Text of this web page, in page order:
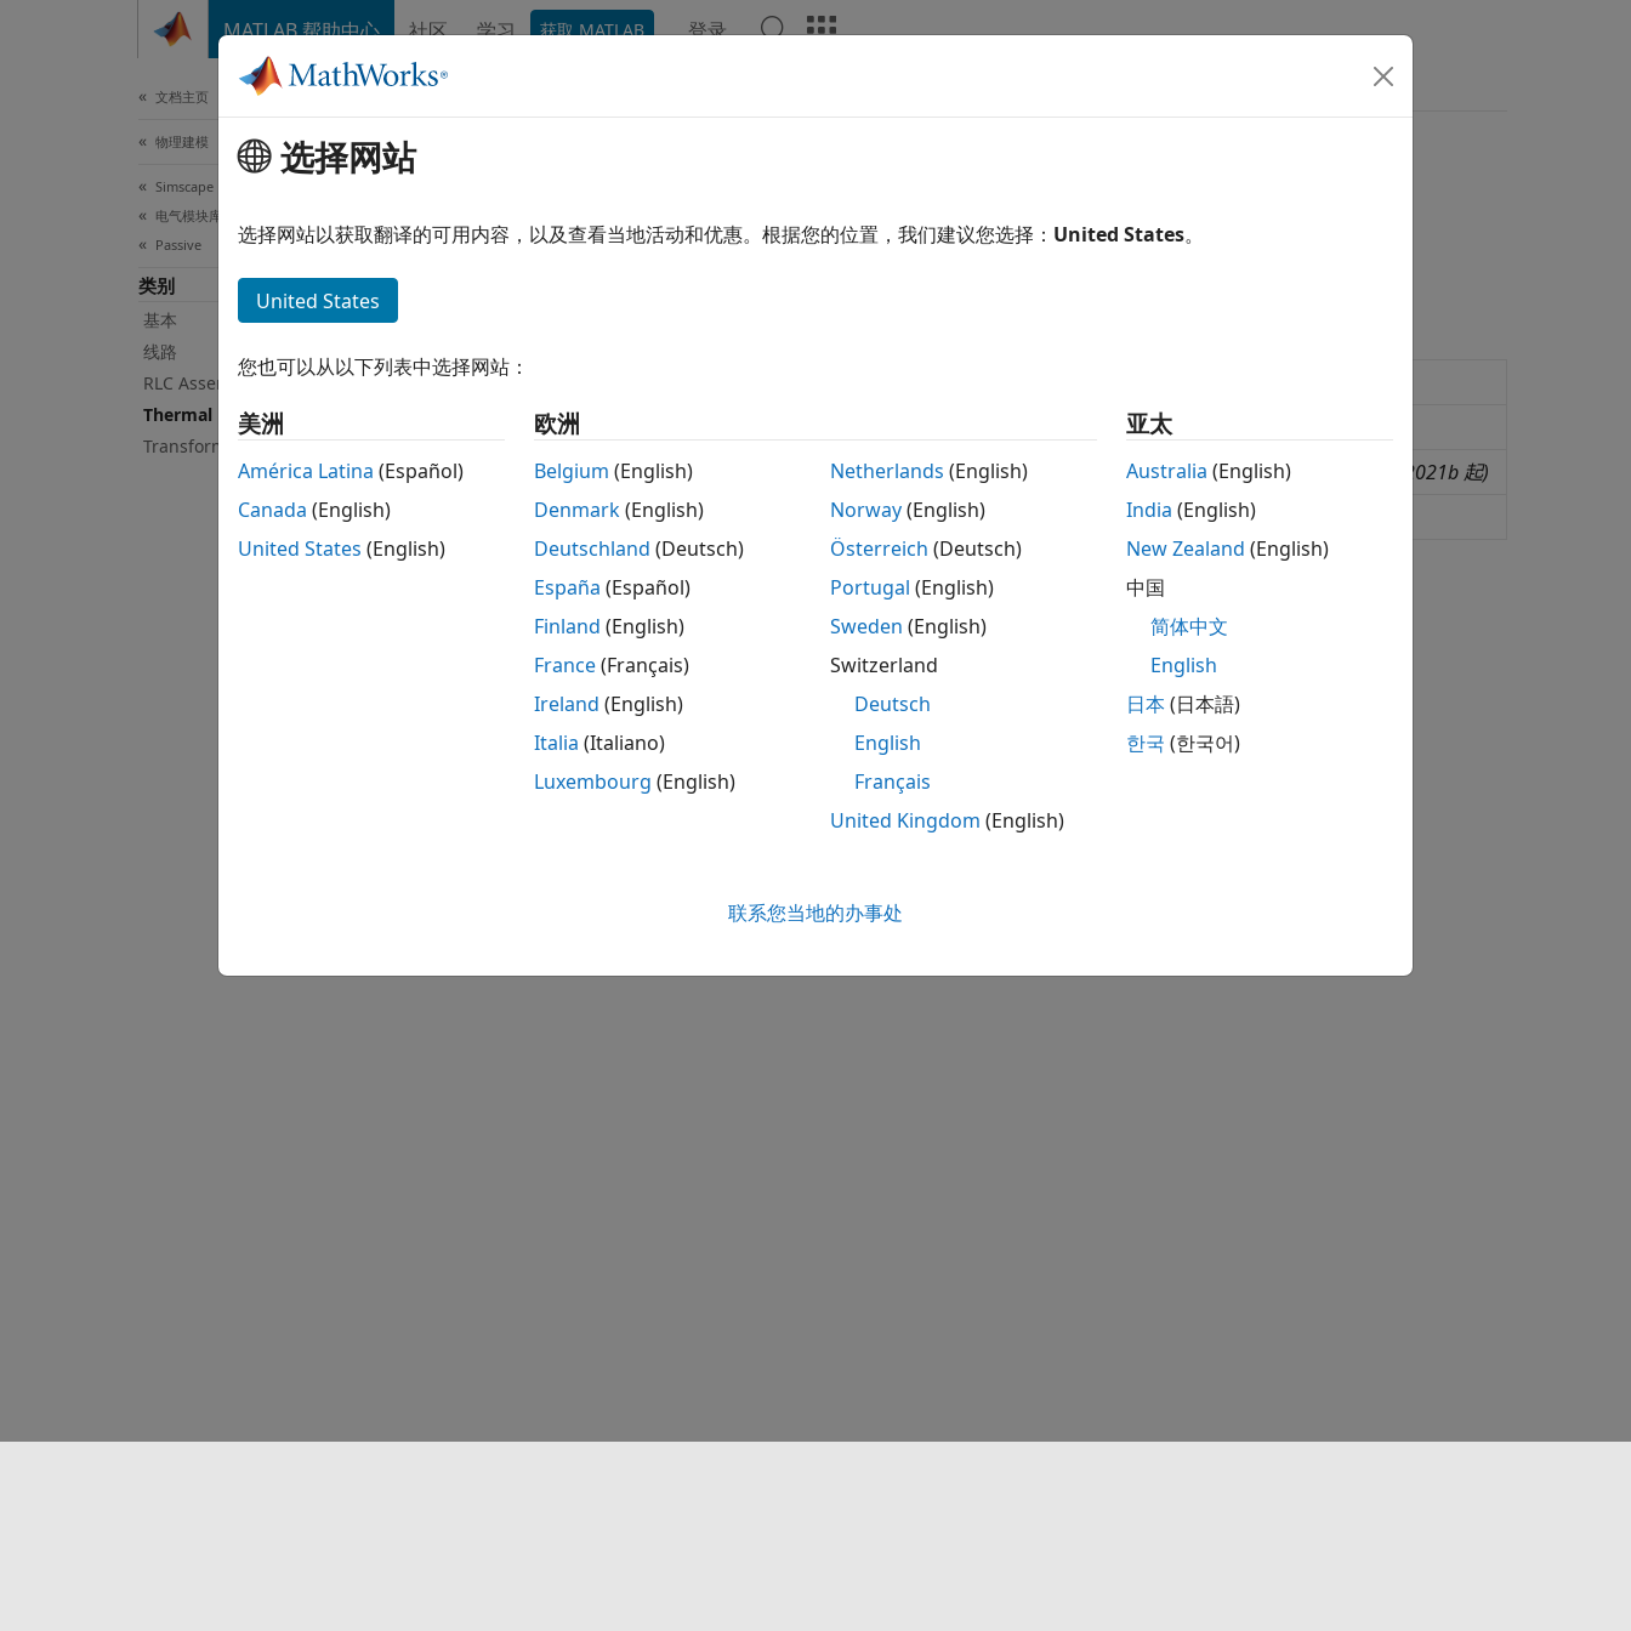
MATLAB 帮助中心 社区 学习 获取 MATLAB 登录
文档主页
物理建模
Simscape Electrical
电气模块库
Passive
类别
基本
线路
RLC Assemblies
Thermal
Transformers
基础热组件
Cauer Thermal Model
Foster Thermal Model
Heat transfer through a semiconductor module
Heatsink
Dissipate heat from power semiconductors to ambient temperature
(自 R2021b 起)
Thermal Resistor
Heat transfer by conduction through a layer of material
主题
Simulating Thermal Effects in Semiconductors
Simulate generated heat and device temperature by using the thermal ports.
选择网站
选择网站以获取翻译的可用内容，以及查看当地活动和优惠。根据您的位置，我们建议您选择： United States。
United States
您也可以从以下列表中选择网站：
美洲
América Latina (Español)
Canada (English)
United States (English)
欧洲
Belgium (English)
Denmark(English)
Deutschland (Deutsch)
España (Español)
Finland (English)
France(Français)
Ireland (English)
Italia (Italiano)
Luxembourg (English)
Netherlands (English)
Norway(English)
Österreich (Deutsch)
Portugal (English)
Sweden (English)
Switzerland
Deutsch
English
Français
United Kingdom (English)
亚太
Australia (English)
India (English)
New Zealand (English)
中国
简体中文
English
日本(日本語)
한국 (한국어)
联系您当地的办事处